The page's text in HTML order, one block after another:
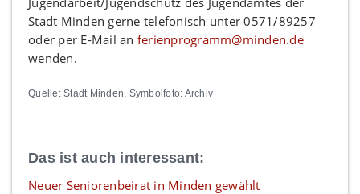
Stadt Minden gerne telefonisch unter 0571/89257
oder per E-Mail an ferienprogramm@minden.de
wenden.
Quelle: Stadt Minden, Symbolfoto: Archiv
Das ist auch interessant:
Neuer Seniorenbeirat in Minden gewählt